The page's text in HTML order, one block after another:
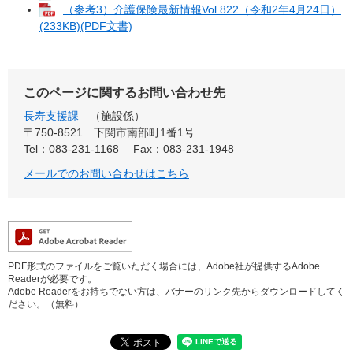
（参考3）介護保険最新情報Vol.822（令和2年4月24日）
(233KB)(PDF文書)
このページに関するお問い合わせ先
長寿支援課
施設係
〒750-8521
下関市南部町1番1号
Tel：083-231-1168
Fax：083-231-1948
メールでのお問い合わせはこちら
PDF形式のファイルをご覧いただく場合には、Adobe社が提供するAdobe
Readerが必要です。
Adobe Readerをお持ちでない方は、バナーのリンク先からダウンロードしてく
ださい。（無料）